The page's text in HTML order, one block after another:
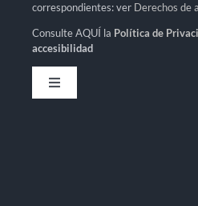
correspondientes: ver Derechos de
Consulte AQUÍ la Política de
accesibilidad
Toggle